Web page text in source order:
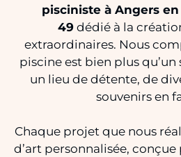
pisciniste à Angers
49dédié à la
extraordinaires. Nous
piscine est bien plus qu’un
un lieu de détente, de
souvenirs en
Chaque projet que nous
d’art personnalisée,